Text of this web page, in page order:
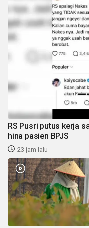
RS Pusri putus kerja
hina pasien BPJS
23 jam lalu